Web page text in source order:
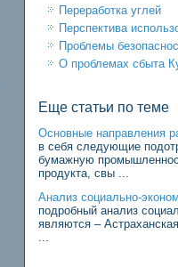
Переработка углей
Перспектива
Проблемы
О проблемах сбыта
Еще статьи по теме
Основные направления
в себя следующие
бумажную
продукта, свы ...
Анализ социально-
подробный анализ
являются –
...